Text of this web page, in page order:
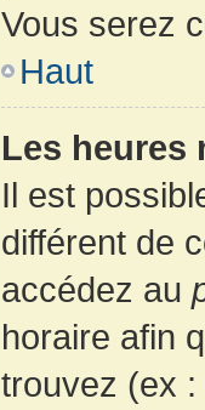
Vous serez
Haut
Les heures
Il est
différent de
accédez au
horaire afin
trouvez (ex